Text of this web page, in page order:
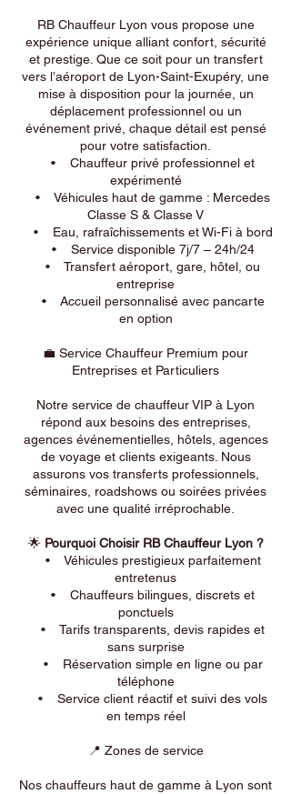
RB Chauffeur Lyon vous propose une
expérience unique alliant confort, sécurité
et prestige. Que ce soit pour un transfert
vers l’aéroport de Lyon-Saint-Exupéry, une
mise à disposition pour la journée, un
déplacement professionnel ou un
événement privé, chaque détail est pensé
pour votre satisfaction.
• Chauffeur privé professionnel et
expérimenté
• Véhicules haut de gamme : Mercedes
Classe S & Classe V
• Eau, rafraîchissements et Wi-Fi à bord
• Service disponible 7j/7 – 24h/24
• Transfert aéroport, gare, hôtel, ou
entreprise
• Accueil personnalisé avec pancarte
en option
💼 Service Chauffeur Premium pour
Entreprises et Particuliers
Notre service de chauffeur VIP à Lyon
répond aux besoins des entreprises,
agences événementielles, hôtels, agences
de voyage et clients exigeants. Nous
assurons vos transferts professionnels,
séminaires, roadshows ou soirées privées
avec une qualité irréprochable.
🌟 Pourquoi Choisir RB Chauffeur Lyon ?
• Véhicules prestigieux parfaitement
entretenus
• Chauffeurs bilingues, discrets et
ponctuels
• Tarifs transparents, devis rapides et
sans surprise
• Réservation simple en ligne ou par
téléphone
• Service client réactif et suivi des vols
en temps réel
📍 Zones de service
Nos chauffeurs haut de gamme à Lyon sont